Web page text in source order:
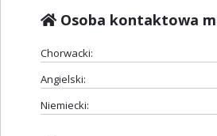
Osoba kontaktowa
Chorwacki:
Angielski:
Niemiecki: